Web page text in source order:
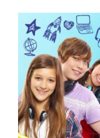
View
Larger
Image